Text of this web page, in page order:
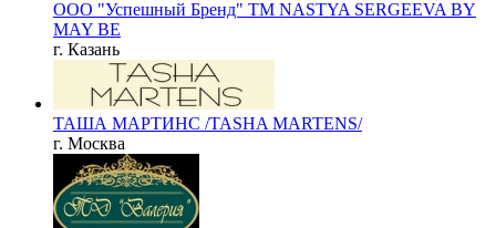
ООО "Успешный Бренд" ТМ NASTYA SERGEEVA BY
MAY BE
г. Казань
ТАША МАРТИНС /TASHA MARTENS/
г. Москва